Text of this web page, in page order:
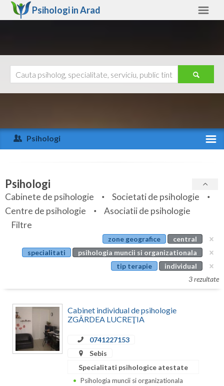
Psihologi inArad
Arad
Arges
Bihor
Bistrita-Nasaud
Botosani
Braila
Bucuresti
Buzau
Calarasi
Caras-Severin
Ajutor
Psihologi
Specialitati
Servicii
Articole
Psihologi
Cabinete de psihologie
Societati de psihologie
Centre de psihologie
Asociatii de psihologie
Filtre
zone geografice
central
specialitati
psihologia muncii si organizationala
tip terapie
individual
3 rezultate
Cabinet individual de psihologie
ZGÂRDEA LUCREŢIA
0741227153
Sebis
Specialitati psihologice atestate
Psihologia muncii si organizationala